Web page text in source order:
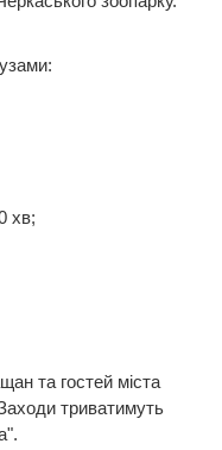
хв;
та гостей міста
триватимуть